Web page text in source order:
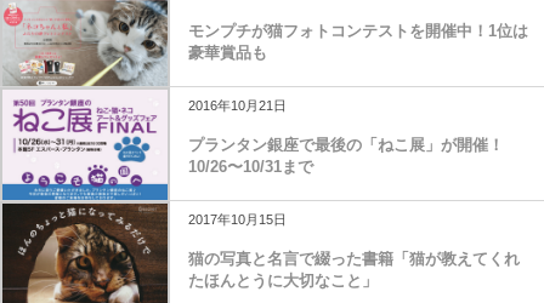
モンプチが猫フォトコンテストを開催中！1位は
豪華賞品も
2016年10月21日
プランタン銀座で最後の「ねこ展」が開催！
10/26〜10/31まで
2017年10月15日
猫の写真と名言で綴った書籍「猫が教えてくれ
たほんとうに大切なこと」